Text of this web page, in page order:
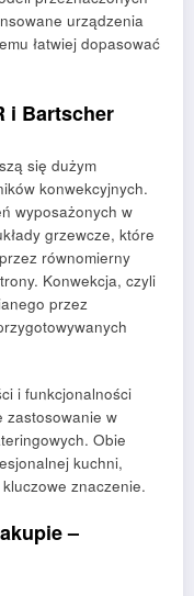
urządzenia
łatwiej dopasować
i Bartscher
się dużym
konwekcyjnych.
wyposażonych w
grzewcze, które
równomierny
Konwekcja, czyli
przez
i funkcjonalności
zastosowanie w
Obie
kuchni,
znaczenie.
–